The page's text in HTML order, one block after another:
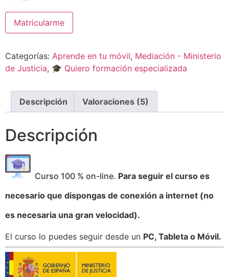
Mediación
Bancaria
1/2025:
Soluciones
cantidad
Matricularme
Categorías: Aprende en tu móvil, Mediación - Ministerio
de Justicia, 🎓 Quiero formación especializada
Descripción Valoraciones (5)
Descripción
Curso 100 % on-line. Para seguir el curso es
necesario que dispongas de conexión a internet (no
es necesaria una gran velocidad).
El curso lo puedes seguir desde un PC, Tableta o Móvil.